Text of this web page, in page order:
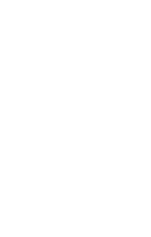
בוגר
נסיעה סבירה
בין עירונית.
של קטגורית